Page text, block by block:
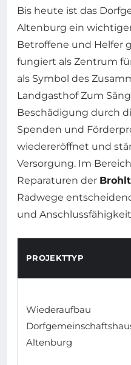
Bis heute ist das
Altenburg ein
Betroffene und Helfer
fungiert als Zentrum
als Symbol des
Landgasthof Zum
Beschädigung durch
Spenden und
wiedereröffnet und
Versorgung. Im
Reparaturen der
Radwege
und
PROJEKTTYP
Wiederaufbau
Altenburg